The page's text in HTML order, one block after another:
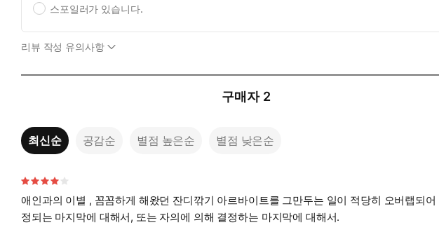
스포일러가 있습니다.
리뷰 작성 유의사항
구매자 2
최신순 공감순 별점 높은순 별점 낮은순
애인과의 이별 , 꼼꼼하게 해왔던 잔디깎기 아르바이트를 그만두는 일이 적당히 오버랩되
정되는 마지막에 대해서, 또는 자의에 의해 결정하는 마지막에 대해서.